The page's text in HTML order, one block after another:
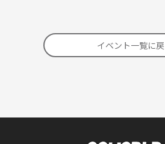
イベント一覧に